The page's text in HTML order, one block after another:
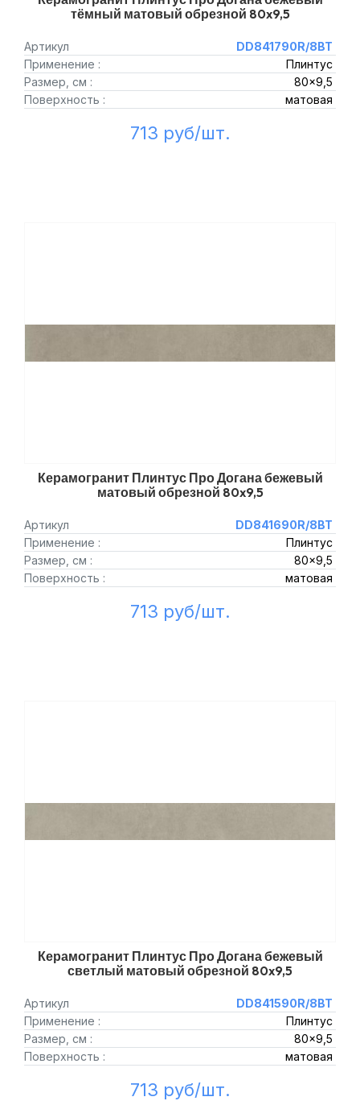
тёмный матовый обрезной 80x9,5
Артикул
DD841790R/8BT
Применение :
Плинтус
Размер, см :
80x9,5
Поверхность :
матовая
713 руб/шт.
Керамогранит Плинтус Про Догана бежевый
матовый обрезной 80x9,5
Артикул
DD841690R/8BT
Применение :
Плинтус
Размер, см :
80x9,5
Поверхность :
матовая
713 руб/шт.
Керамогранит Плинтус Про Догана бежевый
светлый матовый обрезной 80x9,5
Артикул
DD841590R/8BT
Применение :
Плинтус
Размер, см :
80x9,5
Поверхность :
матовая
713 руб/шт.